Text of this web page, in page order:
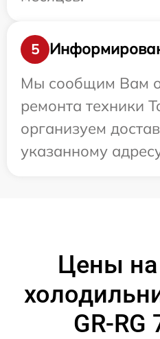
5
Мы сообщим Вам
ремонта техники
организуем
указанному
Цены
GR-RG